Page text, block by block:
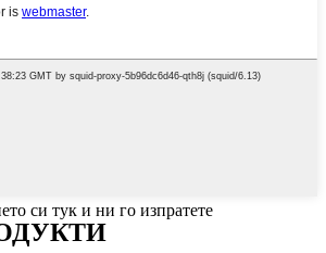
си тук и ни го изпратете